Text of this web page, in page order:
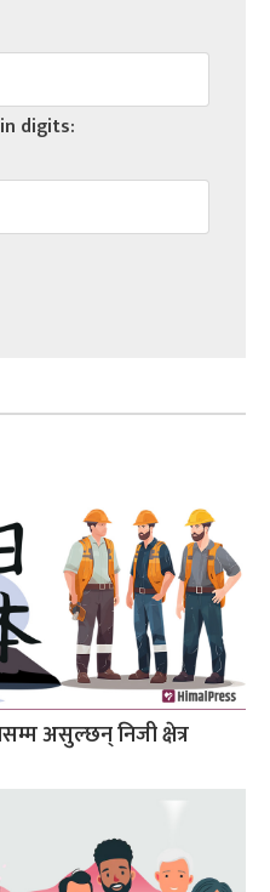
digits:
असुल्छन् निजी क्षेत्र